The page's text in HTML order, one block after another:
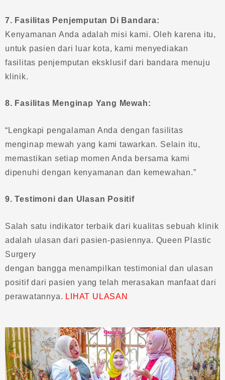
7. Fasilitas Penjemputan Di Bandara:
Kenyamanan Anda adalah misi kami. Oleh karena itu,
untuk pasien dari luar kota, kami menyediakan
fasilitas penjemputan eksklusif dari bandara menuju
klinik.
8. Fasilitas Menginap Yang Mewah:
“Lengkapi pengalaman Anda dengan fasilitas
menginap mewah yang kami tawarkan. Selain itu,
memastikan setiap momen Anda bersama kami
dipenuhi dengan kenyamanan dan kemewahan.”
9. Testimoni dan Ulasan Positif
Salah satu indikator terbaik dari kualitas sebuah klinik
adalah ulasan dari pasien-pasiennya. Queen Plastic
Surgery
dengan bangga menampilkan testimonial dan ulasan
positif dari pasien yang telah merasakan manfaat dari
perawatannya. LIHAT ULASAN